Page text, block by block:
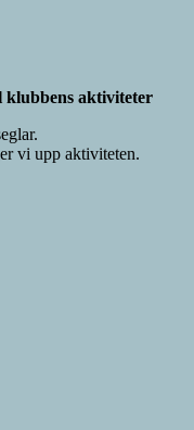
aktiviteter
vi upp aktiviteten.